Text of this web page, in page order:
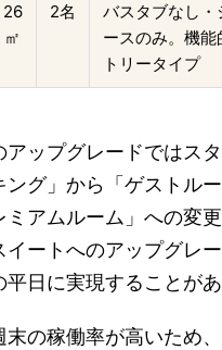
26
㎡
2名
バスタブなし・
ースのみ。機能
トリータイプ
アップグレードではス
ング」から「ゲストル
ミアムルーム」への変
イートへのアップグレ
日に実現することがあ
末の稼働率が高いため